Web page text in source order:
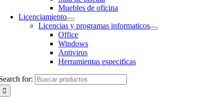
Muebles de oficina
Licenciamiento
Licencias y programas informaticos
Office
Windows
Antivirus
Herramientas especificas
for: